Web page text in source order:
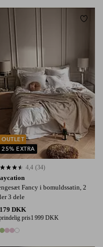
Fancy i bomuldssatin, 2
3 dele
DKK
pris1 999 DKK
baseret på 34 bedømmelser
4,4 (34)
OUTLET
25% EXTRA